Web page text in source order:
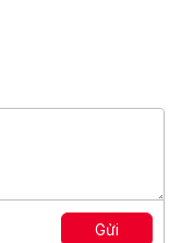
giảng
đ
Gửi